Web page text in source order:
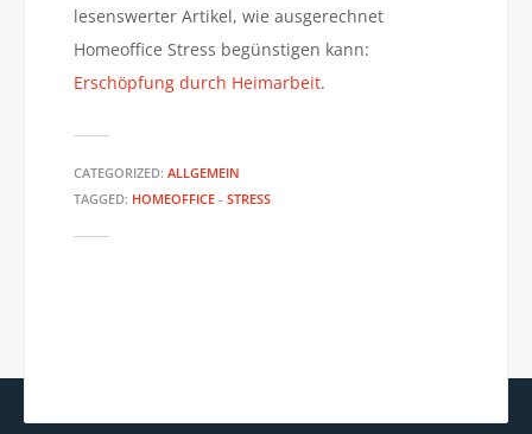
lesenswerter Artikel, wie ausgerechnet
Homeoffice Stress begünstigen kann:
Erschöpfung durch Heimarbeit.
CATEGORIZED: ALLGEMEIN
TAGGED: HOMEOFFICE- STRESS